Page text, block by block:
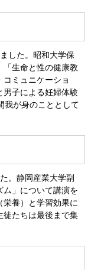
した。昭和大学保
生命と性の健康教
ミュニケーショ
男子による妊婦体験
我が身のこととして
。静岡産業大学副
」について講演を
栄養）と学習効果に
徒たちは最後まで集